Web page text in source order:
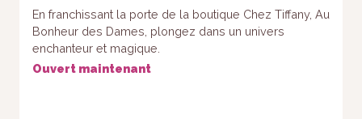
En franchissant la porte de la boutique Chez Tiffany, Au
Bonheur des Dames, plongez dans un univers
enchanteur et magique.
Ouvert maintenant
nous
puissions